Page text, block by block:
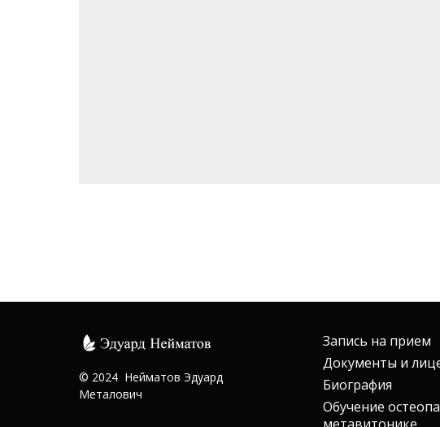
© 2024 Нейматов Эдуард
Металович
Запись на прием
Документы и
Биография
Обучение